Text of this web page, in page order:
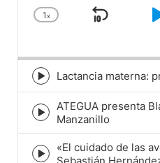
Change
1x
Skip
Episode
play
icon
Lactancia materna:
Episode
play
icon
ATEGUA presenta
Manzanillo
Episode
«El cuidado de las